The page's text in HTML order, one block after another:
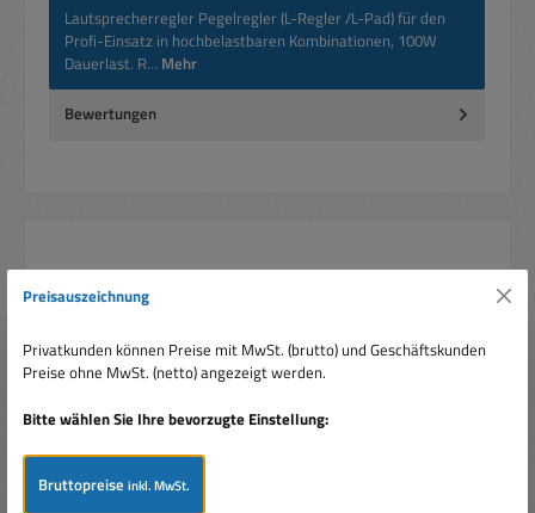
Lautsprecherregler Pegelregler (L-Regler /L-Pad) für den
Profi-Einsatz in hochbelastbaren Kombinationen, 100W
Dauerlast. R… Mehr
Bewertungen
Produktgalerie überspringen
Ähnliche Artikel
Neu
Preisauszeichnung
Privatkunden können Preise mit MwSt. (brutto) und Geschäftskunden
Preise ohne MwSt. (netto) angezeigt werden.
Bitte wählen Sie Ihre bevorzugte Einstellung:
Bruttopreiseinkl. MwSt.